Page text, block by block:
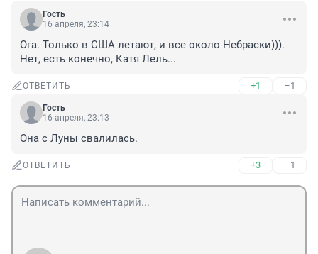
Гость
16 апреля, 23:14
Ога. Только в США летают, и все около Небраски))).
Нет, есть конечно, Катя Лель...
ОТВЕТИТЬ +1 –1
Гость
16 апреля, 23:13
Она с Луны свалилась.
ОТВЕТИТЬ +3 –1